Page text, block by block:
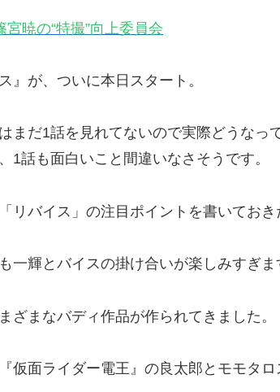
暁の“特撮”向上委員会
』が、ついに本日スタート。
まだ1話を見れてないので実際どうなっ
1話も面白いこと間違いなさそうです。
リバイス」の注目ポイントを書いておき
一輝とバイスの掛け合いが楽しみすぎま
ざまなバディ作品が作られてきました。
仮面ライダー電王』の良太郎とモモタロ